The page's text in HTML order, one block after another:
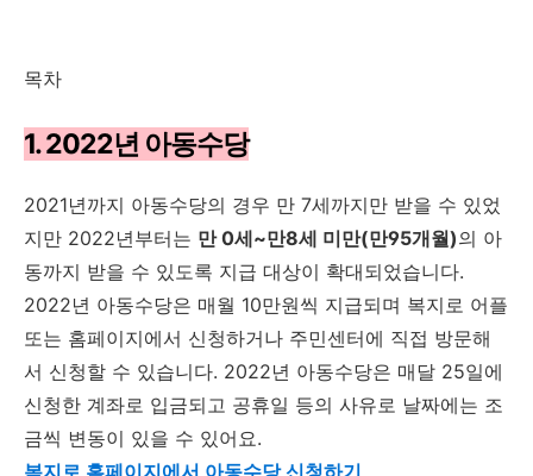
목차
1. 2022년 아동수당
2021년까지 아동수당의 경우 만 7세까지만 받을 수 있었
지만 2022년부터는 만 0세~만8세 미만(만95개월)의 아
동까지 받을 수 있도록 지급 대상이 확대되었습니다.
2022년 아동수당은 매월 10만원씩 지급되며 복지로 어플
또는 홈페이지에서 신청하거나 주민센터에 직접 방문해
서 신청할 수 있습니다. 2022년 아동수당은 매달 25일에
신청한 계좌로 입금되고 공휴일 등의 사유로 날짜에는 조
금씩 변동이 있을 수 있어요.
복지로 홈페이지에서 아동수당 신청하기